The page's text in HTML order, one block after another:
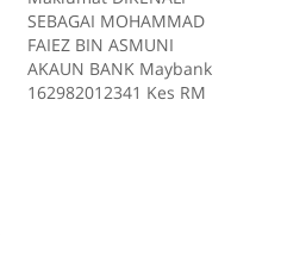
SEBAGAI MOHAMMAD
FAIEZ BIN ASMUNI
AKAUN BANK Maybank
162982012341 Kes RM